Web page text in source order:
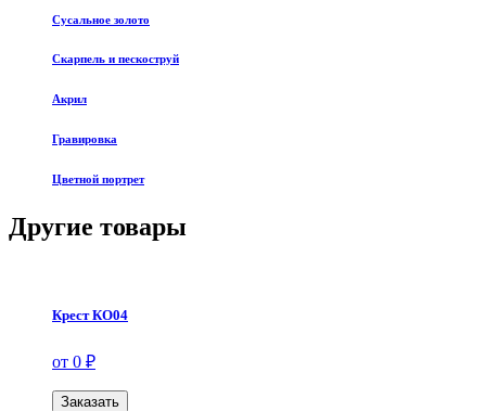
Сусальное золото
Скарпель и пескоструй
Акрил
Гравировка
Цветной портрет
Другие товары
Крест КО04
от 0 ₽
Заказать